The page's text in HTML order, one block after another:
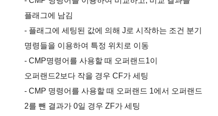
플래그에 남김
- 플래그에 세팅된 값에 의해 J 로 시작하는 조건 분기
명령들을 이용하여 특정 위치로 이동
- CMP명령어를 사용할 때 오퍼랜드1이
오퍼랜드2 보다 작을 경우 CF가 세팅
- CMP 명령어를 사용할 때 오퍼랜드 1에서 오퍼랜드
2를 뺀 결과가 0일 경우 ZF가 세팅